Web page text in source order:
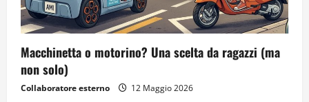
Macchinetta o motorino? Una scelta da ragazzi (ma
non solo)
Collaboratore esterno 12 Maggio 2026